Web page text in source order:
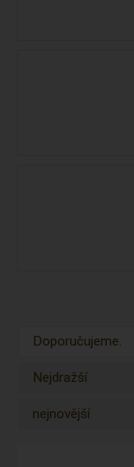
Doporučujeme.
Nejdražší
nejnovější